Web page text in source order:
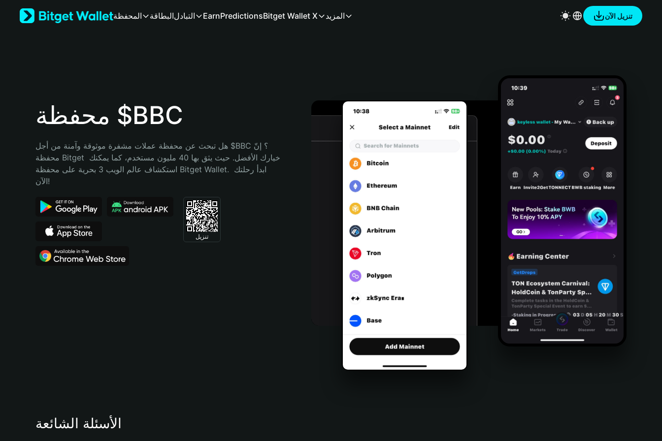
Bahasa Indonesia
Português (Brasil)
المحفظة البطاقةالتبادل EarnPredictionsBitget Wallet X المزيد تنزيل الآن
محفظة $BBC
هل تبحث عن محفظة عملات مشفرة موثوقة وآمنة من أجل $BBC؟ إنّ
محفظة Bitget خيارك الأفضل. حيث يثق بها 40 مليون مستخدم، كما يمكنك
استكشاف عالم الويب 3 بحرية على محفظة Bitget Wallet. ابدأ رحلتك
الآن!
تنزيل
الأسئلة الشائعة